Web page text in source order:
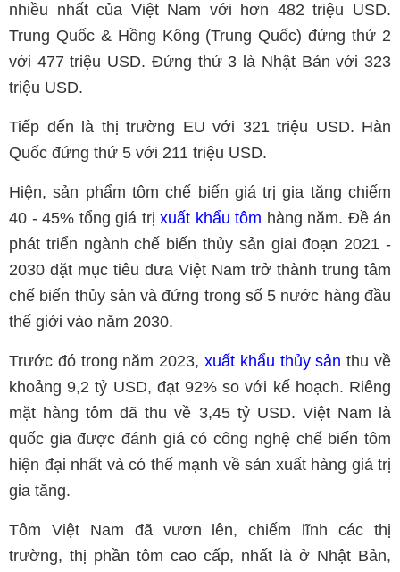
nhiều nhất của Việt Nam với hơn 482 triệu USD.
Trung Quốc & Hồng Kông (Trung Quốc) đứng thứ 2
với 477 triệu USD. Đứng thứ 3 là Nhật Bản với 323
triệu USD.
Tiếp đến là thị trường EU với 321 triệu USD. Hàn
Quốc đứng thứ 5 với 211 triệu USD.
Hiện, sản phẩm tôm chế biến giá trị gia tăng chiếm
40 - 45% tổng giá trị xuất khẩu tôm hàng năm. Đề án
phát triển ngành chế biến thủy sản giai đoạn 2021 -
2030 đặt mục tiêu đưa Việt Nam trở thành trung tâm
chế biến thủy sản và đứng trong số 5 nước hàng đầu
thế giới vào năm 2030.
Trước đó trong năm 2023, xuất khẩu thủy sảnthu về
khoảng 9,2 tỷ USD, đạt 92% so với kế hoạch. Riêng
mặt hàng tôm đã thu về 3,45 tỷ USD. Việt Nam là
quốc gia được đánh giá có công nghệ chế biến tôm
hiện đại nhất và có thế mạnh về sản xuất hàng giá trị
gia tăng.
Tôm Việt Nam đã vươn lên, chiếm lĩnh các thị
trường, thị phần tôm cao cấp, nhất là ở Nhật Bản,